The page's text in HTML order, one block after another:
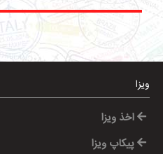
ویزا
اخذ ویزا
پیکاپ ویزا